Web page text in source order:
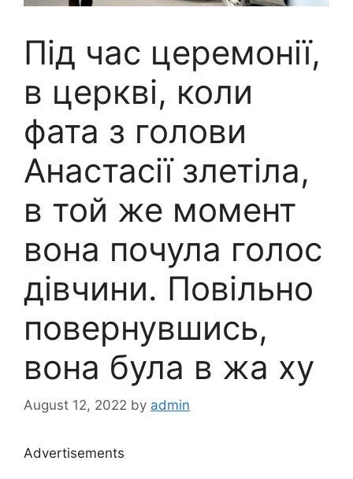
Під час церемонії,
в церкві, коли
фата з голови
Анастасії злетіла,
в той же момент
вона почула голос
дівчини. Повільно
повернувшись,
вона була в жа ху
August 12, 2022 by admin
Advertisements